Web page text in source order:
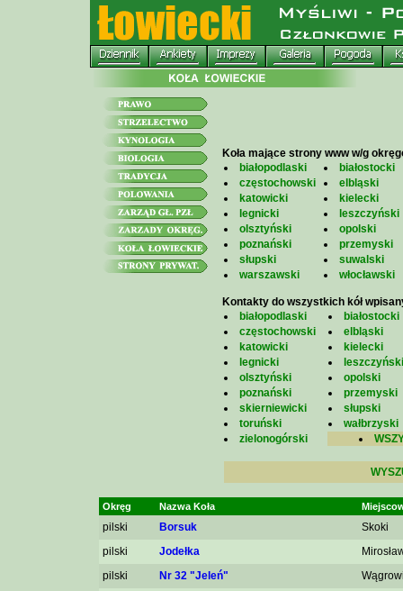
Koła mające strony www w/g
białopodlaski
białostocki
częstochowski
elbląski
katowicki
kielecki
legnicki
leszczyński
olsztyński
opolski
poznański
przemyski
słupski
suwalski
warszawski
włocławski
Kontakty do wszystkich kół
białopodlaski
białostocki
częstochowski
elbląski
katowicki
kielecki
legnicki
leszczyński
olsztyński
opolski
poznański
przemyski
skierniewicki
słupski
toruński
wałbrzyski
zielonogórski
Okręg Nazwa Koła
pilski Borsuk
Skoki
pilski
Jodełka
pilski
Nr 32 "Jeleń"